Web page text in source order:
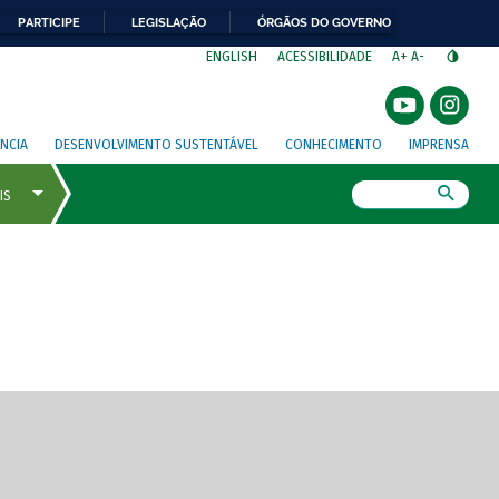
PARTICIPE LEGISLAÇÃO ÓRGÃOS DO GOVERNO
ENGLISH ACESSIBILIDADE A+ A-
DESENVOLVIMENTO SUSTENTÁVEL CONHECIMENTO IMPRENSA
de tela